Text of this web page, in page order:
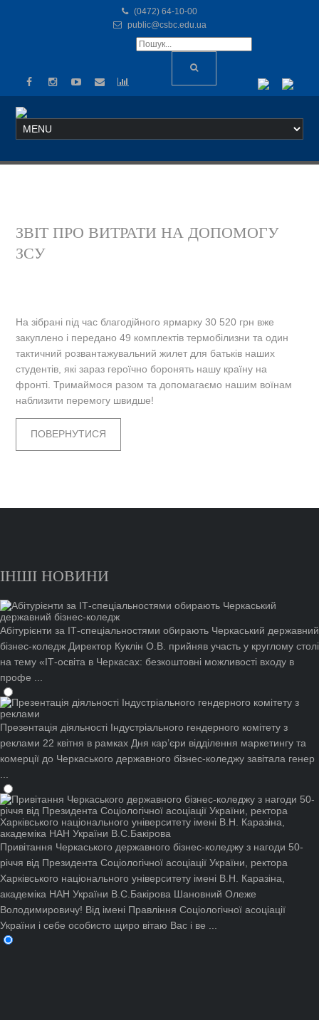
(0472) 64-10-00
public@csbc.edu.ua
ЗВІТ ПРО ВИТРАТИ НА ДОПОМОГУ
ЗСУ
На зібрані під час благодійного ярмарку 30 520 грн вже
закуплено і передано 49 комплектів термобілизни та один
тактичний розвантажувальний жилет для батьків наших
студентів, які зараз героїчно боронять нашу країну на
фронті. Тримаймося разом та допомагаємо нашим воїнам
наблизити перемогу швидше!
ПОВЕРНУТИСЯ
ІНШІ НОВИНИ
Абітурієнти за ІТ-спеціальностями обирають Черкаський державний
бізнес-коледж Директор Куклін О.В. прийняв участь у круглому столі
на тему «ІТ-освіта в Черкасах: безкоштовні можливості входу в
профе ...
Презентація діяльності Індустріального гендерного комітету з
реклами 22 квітня в рамках Дня кар’єри відділення маркетингу та
комерції до Черкаського державного бізнес-коледжу завітала генер
Привітання Черкаського державного бізнес-коледжу з нагоди 50-
річчя від Президента Соціологічної асоціації України, ректора
Харківського національного університету імені В.Н. Каразіна,
академіка НАН України В.С.Бакірова Шановний Олеже
Володимировичу! Від імені Правління Соціологічної асоціації
України і себе особисто щиро вітаю Вас і ве ...